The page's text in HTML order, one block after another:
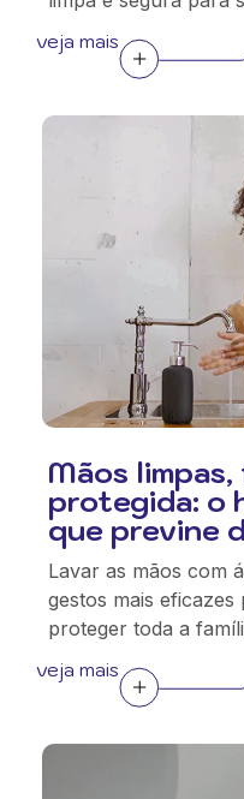
veja mais
Mãos limpas,
protegida: o
que previne
Lavar as mãos com
gestos mais
proteger toda a
veja mais